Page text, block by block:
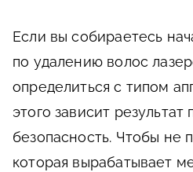
Если вы собираетесь
по удалению волос
определиться с типом
этого зависит
безопасность. Чтобы не
которая вырабатывает